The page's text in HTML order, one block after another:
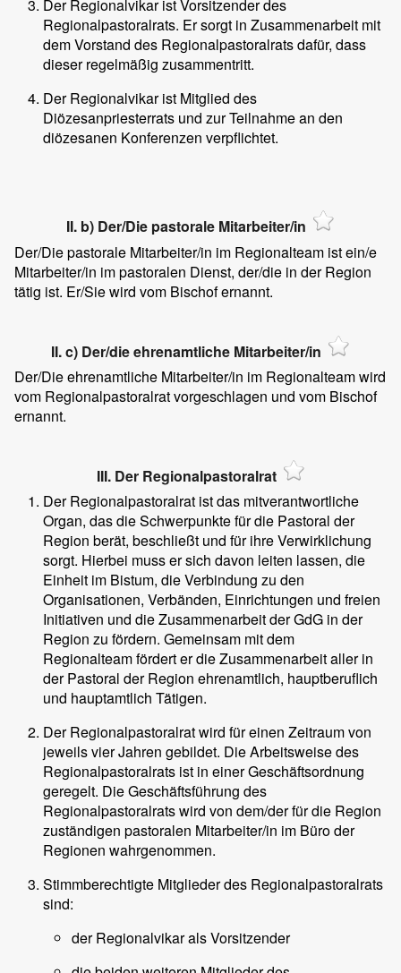
Der Regionalvikar ist Vorsitzender des
Regionalpastoralrats. Er sorgt in Zusammenarbeit mit
dem Vorstand des Regionalpastoralrats dafür, dass
dieser regelmäßig zusammentritt.
Der Regionalvikar ist Mitglied des
Diözesanpriesterrats und zur Teilnahme an den
diözesanen Konferenzen verpflichtet.
II. b) Der/Die pastorale Mitarbeiter/in
Der/Die pastorale Mitarbeiter/in im Regionalteam ist ein/e
Mitarbeiter/in im pastoralen Dienst, der/die in der Region
tätig ist. Er/Sie wird vom Bischof ernannt.
II. c) Der/die ehrenamtliche Mitarbeiter/in
Der/Die ehrenamtliche Mitarbeiter/in im Regionalteam wird
vom Regionalpastoralrat vorgeschlagen und vom Bischof
ernannt.
III. Der Regionalpastoralrat
Der Regionalpastoralrat ist das mitverantwortliche
Organ, das die Schwerpunkte für die Pastoral der
Region berät, beschließt und für ihre Verwirklichung
sorgt. Hierbei muss er sich davon leiten lassen, die
Einheit im Bistum, die Verbindung zu den
Organisationen, Verbänden, Einrichtungen und freien
Initiativen und die Zusammenarbeit der GdG in der
Region zu fördern. Gemeinsam mit dem
Regionalteam fördert er die Zusammenarbeit aller in
der Pastoral der Region ehrenamtlich, hauptberuflich
und hauptamtlich Tätigen.
Der Regionalpastoralrat wird für einen Zeitraum von
jeweils vier Jahren gebildet. Die Arbeitsweise des
Regionalpastoralrats ist in einer Geschäftsordnung
geregelt. Die Geschäftsführung des
Regionalpastoralrats wird von dem/der für die Region
zuständigen pastoralen Mitarbeiter/in im Büro der
Regionen wahrgenommen.
Stimmberechtigte Mitglieder des Regionalpastoralrats
sind:
der Regionalvikar als Vorsitzender